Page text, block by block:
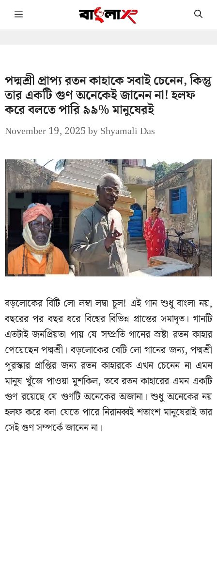
Skip Menu
পদ্মশ্রী প্রাপ্য রতন কাহাকে সবাই চেনেন, কিন্তু
তার একটি গুণ অনেকেই জানেন না! হলফ
করে বলতে পারি ৯৯% মানুষেরই
November 19, 2025byShyamali Das
বড়লোকের বিটি লো লম্বা লম্বা চুল! এই গান শুধু বাংলা নয়,
বছরের পর বছর ধরে বিশ্বের বিভিন্ন প্রান্তের সমাদৃত। গানটি
এতটাই জনপ্রিয়তা পায় যে সম্প্রতি গানের স্রষ্টা রতন কাহার
পেয়েছেন পদ্মশ্রী। বড়লোকের বেটি লো গানের জন্য, পদ্মশ্রী
পুরস্কার প্রাপ্তির জন্য রতন কাহারকে এখন চেনেন না এমন
মানুষ খুঁজে পাওয়া মুশকিল, তবে রতন কাহারের এমন একটি
গুণ রয়েছে যে গুণটি অনেকের অজানা। শুধু অনেকের নয়
হলফ করে বলা যেতে পারে নিরানব্বই শতাংশ মানুষেরাই তার
সেই গুণ সম্পর্কে জানেন না।